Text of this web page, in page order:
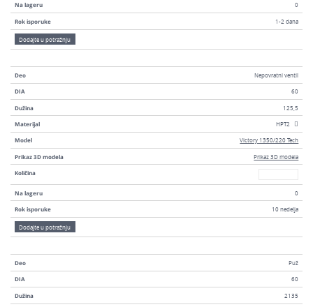
Na lageru 0
Rok isporuke 1-2 dana
Dodajte u potražnju
Deo Nepovratni ventil
DIA 60
Dužina 125,5
Materijal HPT2
Model Victory 1350/220 Tech
Prikaz 3D modela Prikaz 3D modela
Količina
Na lageru 0
Rok isporuke 10 nedelja
Dodajte u potražnju
Deo Puž
DIA 60
Dužina 2135